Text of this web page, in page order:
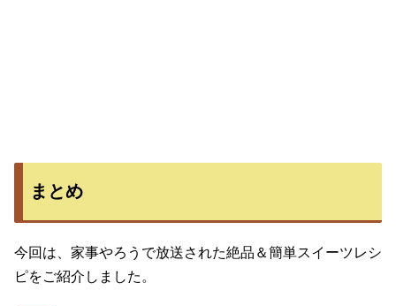
まとめ
今回は、家事やろうで放送された絶品＆簡単スイーツレシ
ピをご紹介しました。